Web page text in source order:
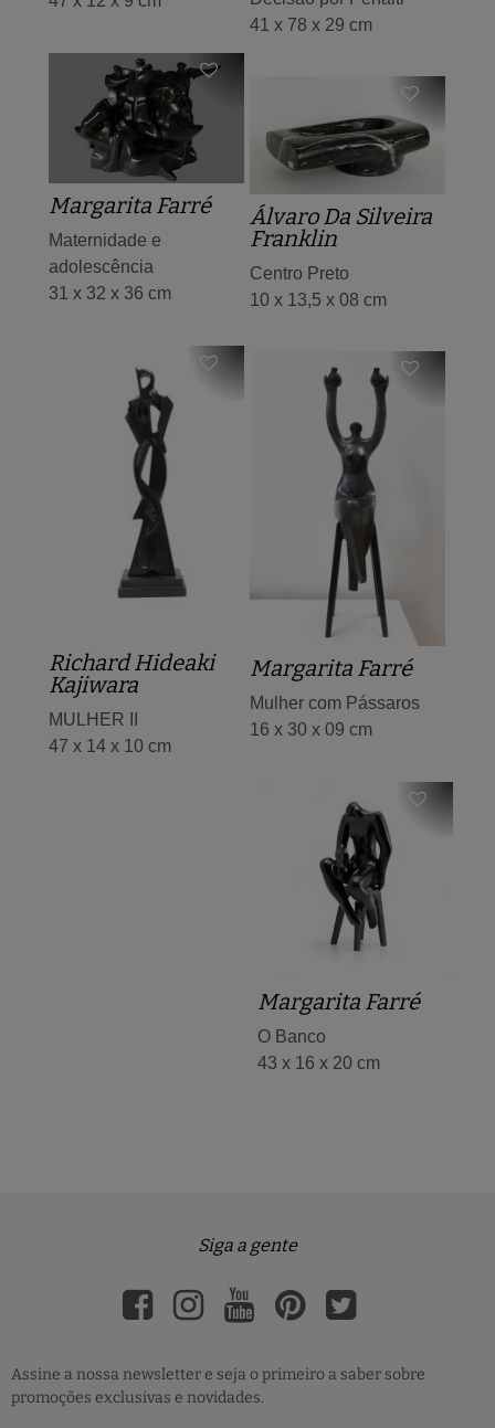
41 x 78 x 29 cm
Margarita Farré
Maternidade e
adolescência
31 x 32 x 36 cm
Álvaro Da Silveira
Franklin
Centro Preto
10 x 13,5 x 08 cm
Richard Hideaki
Kajiwara
MULHER II
47 x 14 x 10 cm
Margarita Farré
Mulher com Pássaros
16 x 30 x 09 cm
Margarita Farré
O Banco
43 x 16 x 20 cm
Siga a gente
Assine a nossa newsletter e seja o primeiro a saber sobre
promoções exclusivas e novidades.